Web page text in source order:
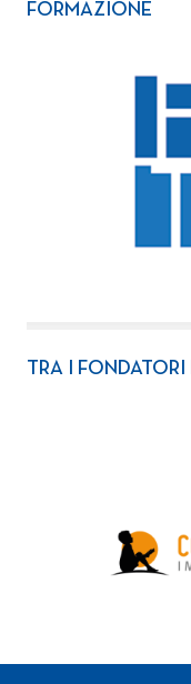
FORMAZIONE
TRA I FONDATORI